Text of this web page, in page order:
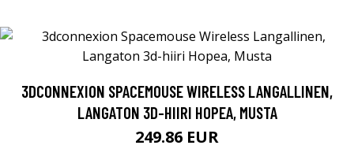
3DCONNEXION SPACEMOUSE WIRELESS LANGALLINEN,
LANGATON 3D-HIIRI HOPEA, MUSTA
249.86 EUR